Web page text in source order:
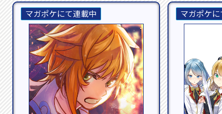
マガポケにて連載中 マガポケ